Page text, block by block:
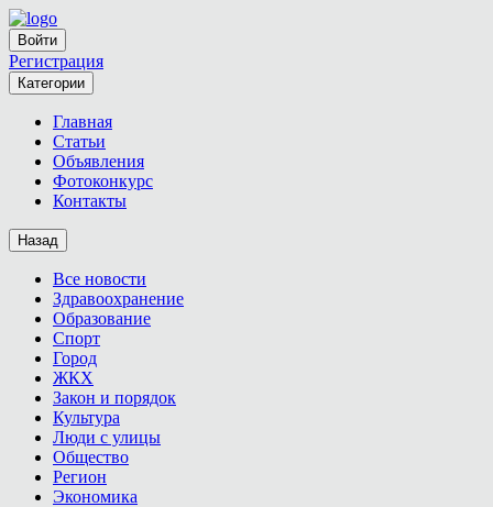
Войти
Регистрация
Категории
Главная
Статьи
Объявления
Фотоконкурс
Контакты
Назад
Все новости
Здравоохранение
Образование
Спорт
Город
ЖКХ
Закон и порядок
Культура
Люди с улицы
Общество
Регион
Экономика